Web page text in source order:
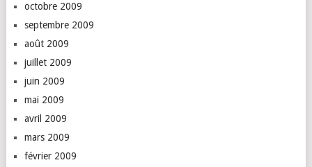
octobre 2009
septembre 2009
août 2009
juillet 2009
juin 2009
mai 2009
avril 2009
mars 2009
février 2009